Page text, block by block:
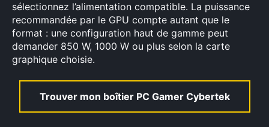
sélectionnez l’alimentation compatible. La puissance
recommandée par le GPU compte autant que le
format : une configuration haut de gamme peut
demander 850 W, 1000 W ou plus selon la carte
graphique choisie.
Trouver mon boîtier PC Gamer Cybertek